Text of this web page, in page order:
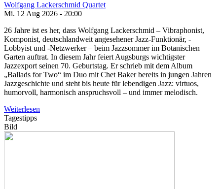
Wolfgang Lackerschmid Quartet
Mi. 12 Aug 2026 - 20:00
26 Jahre ist es her, dass Wolfgang Lackerschmid – Vibraphonist,
Komponist, deutschlandweit angesehener Jazz-Funktionär, -
Lobbyist und -Netzwerker – beim Jazzsommer im Botanischen
Garten auftrat. In diesem Jahr feiert Augsburgs wichtigster
Jazzexport seinen 70. Geburtstag. Er schrieb mit dem Album
„Ballads for Two“ im Duo mit Chet Baker bereits in jungen Jahren
Jazzgeschichte und steht bis heute für lebendigen Jazz: virtuos,
humorvoll, harmonisch anspruchsvoll – und immer melodisch.
Weiterlesen
Tagestipps
Bild